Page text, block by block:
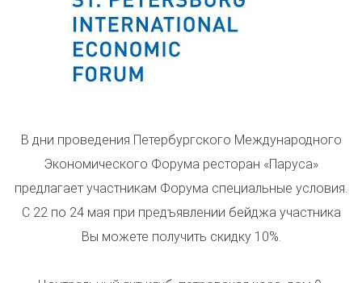
В дни проведения Петербургского Международного
Экономического Форума ресторан «Паруса»
предлагает участникам Форума специальные условия.
С 22 по 24 мая при предъявлении бейджа участника
Вы можете получить скидку 10%.